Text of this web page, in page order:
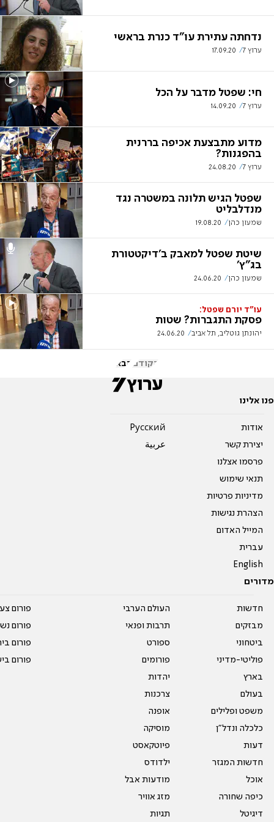
נדחתה עתירת עו"ד כנרת בראשי
ערוץ 7 17.09.20
חי: שפטל מדבר על הכל
ערוץ 7 14.09.20
מדוע מתבצעת אכיפה בררנית
בהפגנות?
ערוץ 7 24.08.20
שפטל הגיש תלונה במשטרה נגד
מנדלבליט
שמעון כהן 19.08.20
שיטת שפטל למאבק ב'דיקטטורת
בג"ץ'
שמעון כהן 24.06.20
עו"ד יורם שפטל:
פסקת התגברות? שטות
יהונתן גוטליב, תל אביב 24.06.20
הקודם הבא
פנו אלינו
אודות
יצירת קשר
פרסמו אצלנו
תנאי שימוש
מדיניות פרטיות
הצהרת נגישות
המייל האדום
עברית
English
Pусский
عربية
מדורים
חדשות
מבזקים
ביטחוני
פוליטי-מדיני
בארץ
בעולם
משפט ופלילים
כלכלה ונדל"ן
דעות
חדשות המגזר
אוכל
כיפה שחורה
דיגיטל
העולם הערבי
תרבות ופנאי
ספורט
פורומים
יהדות
צרכנות
אופנה
מוסיקה
פיוטקאסט
ילדודס
מודעות אבל
מזג אוויר
תגיות
פורום
פורום
פורום
פורום